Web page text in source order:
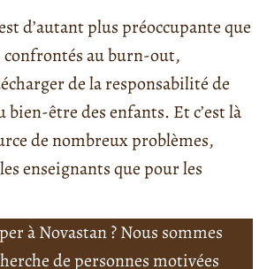
d’autant plus préoccupante que
confrontés au burn-out,
de la responsabilité de
bien-être des enfants. Et c’est là
de nombreux problèmes,
enseignants que pour les
à Novastan ? Nous sommes
de personnes motivées